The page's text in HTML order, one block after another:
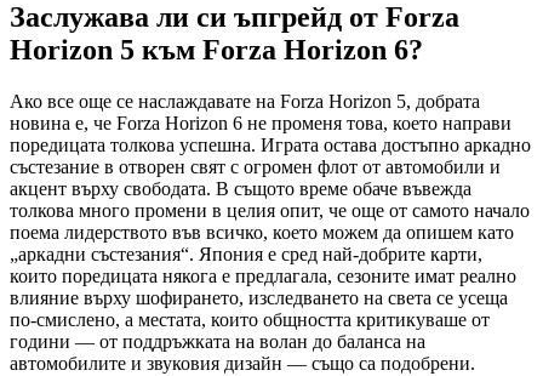
Заслужава ли си ъпгрейд от Forza
Horizon 5 към Forza Horizon 6?
Ако все още се наслаждавате на Forza Horizon 5, добрата
новина е, че Forza Horizon 6 не променя това, което направи
поредицата толкова успешна. Играта остава достъпно аркадно
състезание в отворен свят с огромен флот от автомобили и
акцент върху свободата. В същото време обаче въвежда
толкова много промени в целия опит, че още от самото начало
поема лидерството във всичко, което можем да опишем като
„аркадни състезания“. Япония е сред най-добрите карти,
които поредицата някога е предлагала, сезоните имат реално
влияние върху шофирането, изследването на света се усеща
по-смислено, а местата, които общността критикуваше от
години — от поддръжката на волан до баланса на
автомобилите и звуковия дизайн — също са подобрени.